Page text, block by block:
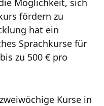
Möglichkeit, sich
fördern zu
hat ein
Sprachkurse für
zu 500 € pro
Kurse in